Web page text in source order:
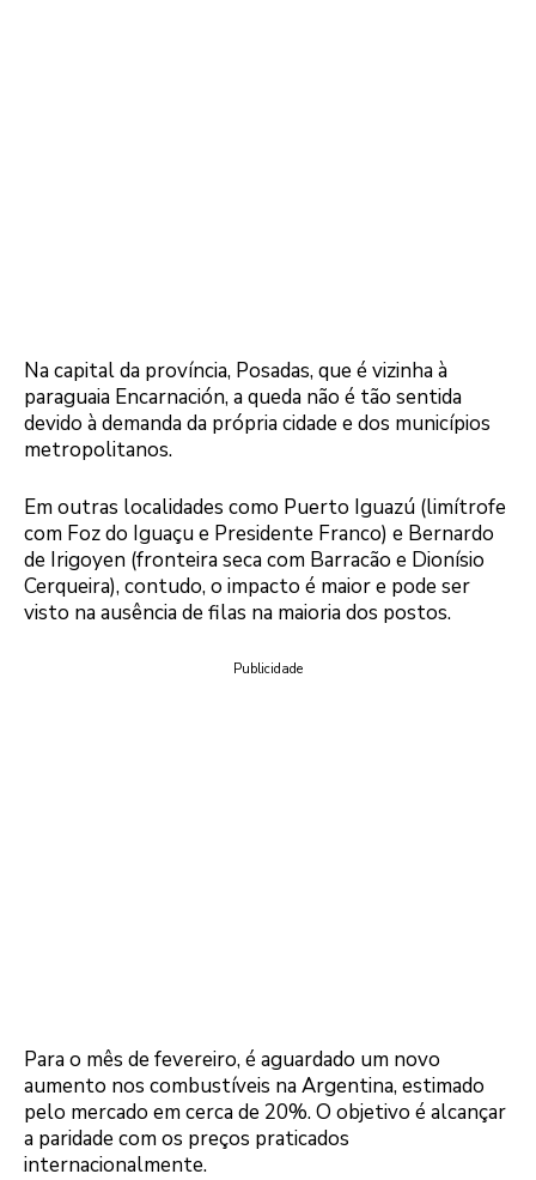
Na capital da província, Posadas, que é vizinha à
paraguaia Encarnación, a queda não é tão sentida
devido à demanda da própria cidade e dos municípios
metropolitanos.
Em outras localidades como Puerto Iguazú (limítrofe
com Foz do Iguaçu e Presidente Franco) e Bernardo
de Irigoyen (fronteira seca com Barracão e Dionísio
Cerqueira), contudo, o impacto é maior e pode ser
visto na ausência de filas na maioria dos postos.
Publicidade
Para o mês de fevereiro, é aguardado um novo
aumento nos combustíveis na Argentina, estimado
pelo mercado em cerca de 20%. O objetivo é alcançar
a paridade com os preços praticados
internacionalmente.